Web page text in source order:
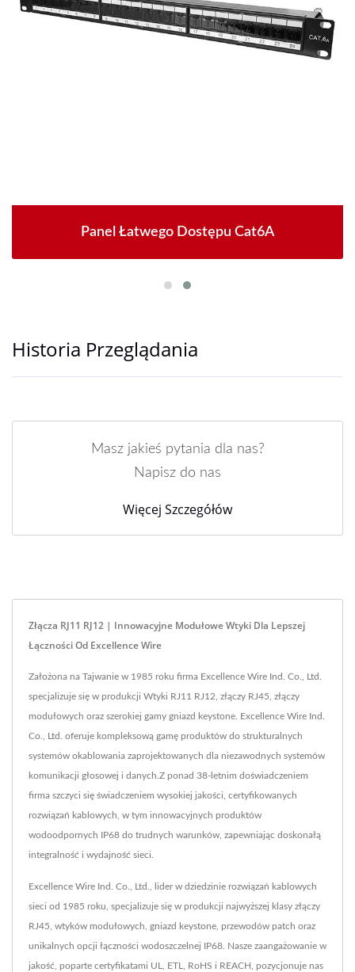
Panel Łatwego Dostępu Cat6A
Historia Przeglądania
Masz jakieś pytania dla nas?
Napisz do nas
Więcej Szczegółów
Złącza RJ11 RJ12 | Innowacyjne Modułowe Wtyki Dla Lepszej
Łączności Od Excellence Wire
Założona na Tajwanie w 1985 roku firma Excellence Wire Ind. Co., Ltd.
specjalizuje się w produkcji Wtyki RJ11 RJ12, złączy RJ45, złączy
modułowych oraz szerokiej gamy gniazd keystone. Excellence Wire Ind.
Co., Ltd. oferuje kompleksową gamę produktów do strukturalnych
systemów okablowania zaprojektowanych dla niezawodnych systemów
komunikacji głosowej i danych.Z ponad 38-letnim doświadczeniem
firma szczyci się świadczeniem wysokiej jakości, certyfikowanych
rozwiązań kablowych, w tym innowacyjnych produktów
wodoodpornych IP68 do trudnych warunków, zapewniając doskonałą
integralność i wydajność sieci.
Excellence Wire Ind. Co., Ltd., lider w dziedzinie rozwiązań kablowych
sieci od 1985 roku, specjalizuje się w produkcji najwyższej klasy złączy
RJ45, wtyków modułowych, gniazd keystone, przewodów patch oraz
unikalnych opcji łączności wodoszczelnej IP68. Nasze zaangażowanie w
jakość, poparte certyfikatami UL, ETL, RoHS i REACH, pozycjonuje nas